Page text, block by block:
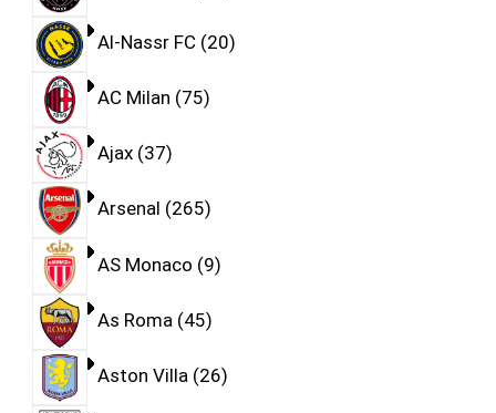
Al-Nassr FC 20
AC Milan 75
Ajax 37
Arsenal 265
AS Monaco 9
As Roma 45
Aston Villa 26